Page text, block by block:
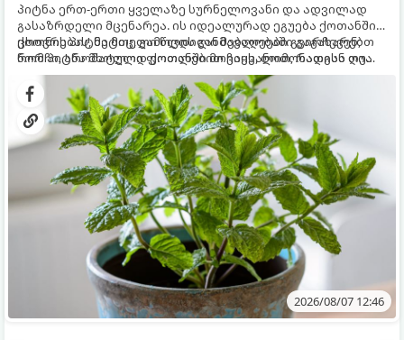
პიტნა ერთ-ერთი ყველაზე სურნელოვანი და ადვილად
გასაზრდელი მცენარეა. ის იდეალურად ეგუება ქოთანში
ცხოვრებას, მეტიც, გამოცდილი მებაღეები გვირჩევენ,
რომ პიტნა მხოლოდ ქოთანში მოვიყვანოთ, რადგან ღია
გრუნტში (ბაღში) დარგვისას ის ფესვებით ძალიან
სწრაფად ვრცელდება და სხვა მცენარეებს ავიწროებს.
ქოთნის პიტნა მთელი წლის განმავლობაში გაგახარებთ
ნორჩი, არომატული ფოთლებით ჩაის, ლიმონათისა თუ
კერძებისთვის.
2026/08/07 12:46